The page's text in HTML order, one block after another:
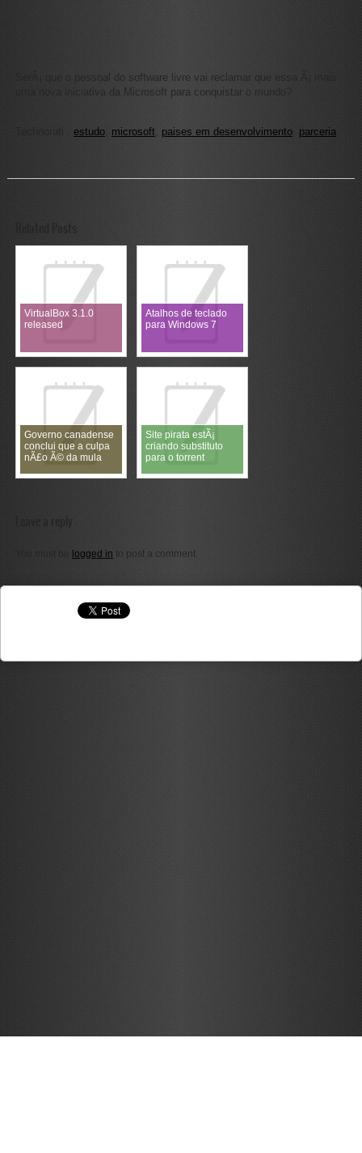
SerÃ¡ que o pessoal do software livre vai reclamar que essa Ã¡ mais
uma nova iniciativa da Microsoft para conquistar o mundo?
estudo, microsoft, paises em desenvolvimento, parceria
VirtualBox 3.1.0
released
Atalhos de teclado
para Windows 7
Governo canadense
conclui que a culpa
nÃ£o Ã© da mula
Site pirata estÃ¡
criando substituto
para o torrent
Leave a reply
logged in to post a comment.